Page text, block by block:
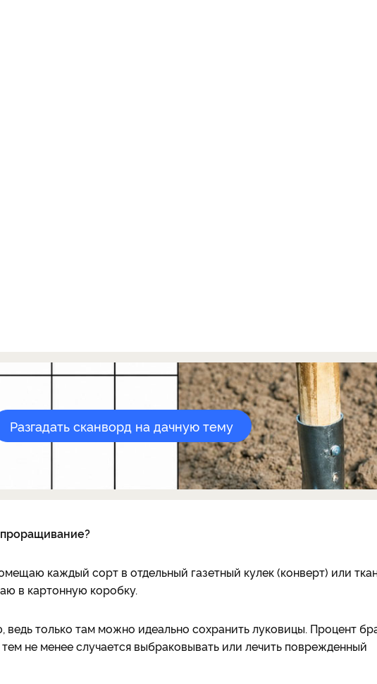
Разгадать сканворд на дачную тему
проращивание?
каждый сорт в отдельный газетный кулек (конверт) или
в картонную коробку.
ведь только там можно идеально сохранить луковицы. Процент
не менее случается выбраковывать или лечить поврежденный